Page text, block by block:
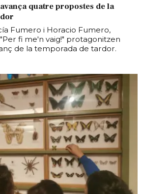
quatre propostes de la
Fumero i Horacio Fumero,
fi me'n vaig!" protagonitzen
de la temporada de tardor.